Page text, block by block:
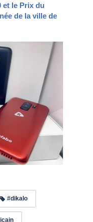
et le Prix du
de la ville de
#dikalo